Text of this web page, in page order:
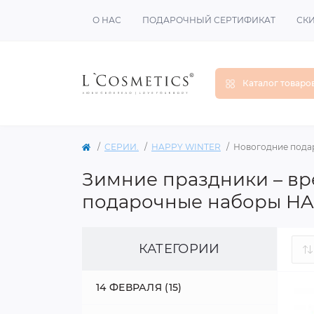
О НАС ПОДАРОЧНЫЙ СЕРТИФИКАТ
Каталог
СЕРИИ. HAPPY WINTER Новогодние
Зимние праздники –
подарочные наборы
КАТЕГОРИИ
14 ФЕВРАЛЯ (15)